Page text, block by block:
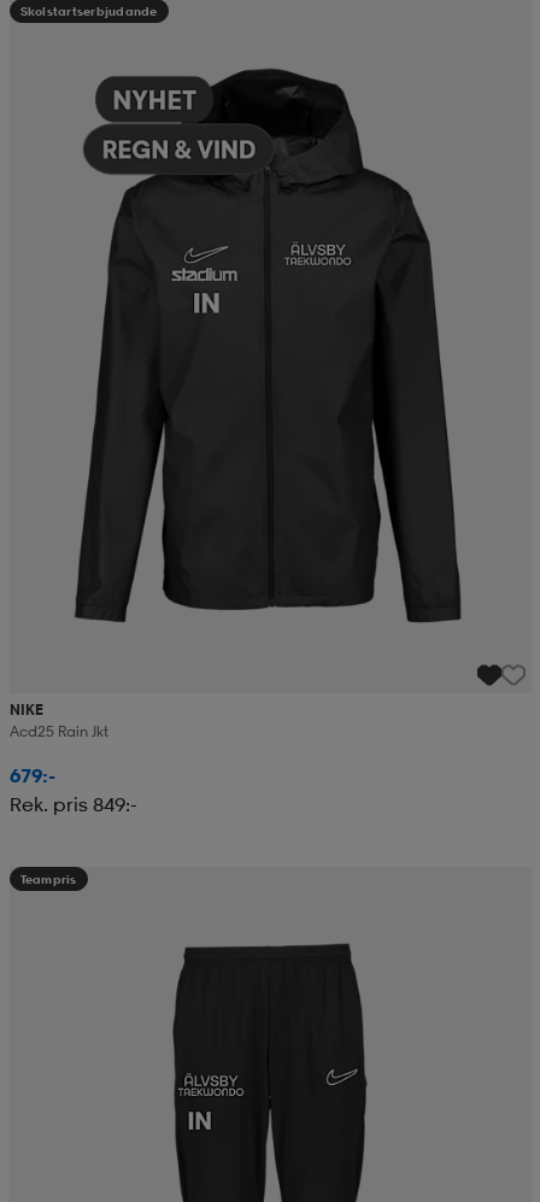
Skolstartserbjudande
NIKE
Acd25 Rain Jkt
679:-
Rek. pris 849:-
Teampris